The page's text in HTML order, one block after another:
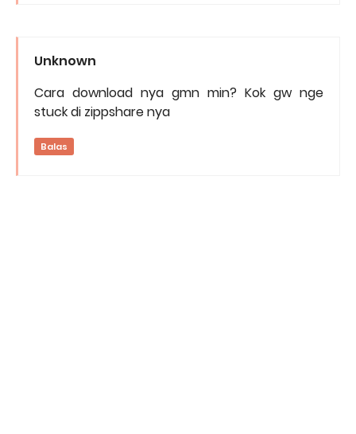
Unknown
Cara download nya gmn min? Kok gw nge
stuck di zippshare nya
Balas